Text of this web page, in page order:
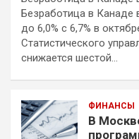
Безработица в Канаде
до 6,0% с 6,7% в
Статистического
снижается шестой…
ФИНАНСЫ
В